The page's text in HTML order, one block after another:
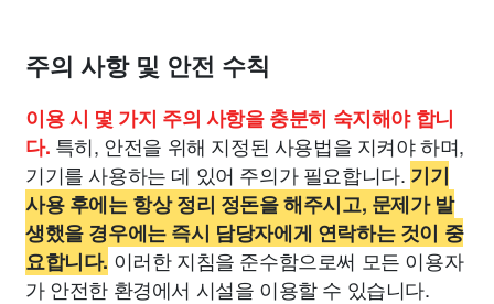
주의 사항 및 안전 수칙
이용 시 몇 가지 주의 사항을 충분히 숙지해야 합니
다. 특히, 안전을 위해 지정된 사용법을 지켜야 하며,
기기를 사용하는 데 있어 주의가 필요합니다. 기기
사용 후에는 항상 정리 정돈을 해주시고, 문제가 발
생했을 경우에는 즉시 담당자에게 연락하는 것이 중
요합니다. 이러한 지침을 준수함으로써 모든 이용자
가 안전한 환경에서 시설을 이용할 수 있습니다.